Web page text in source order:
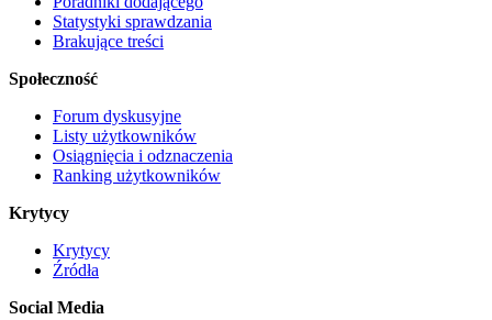
Statystyki sprawdzania
Brakujące treści
Społeczność
Forum dyskusyjne
Listy użytkowników
Osiągnięcia i odznaczenia
Ranking użytkowników
Krytycy
Krytycy
Źródła
Social Media